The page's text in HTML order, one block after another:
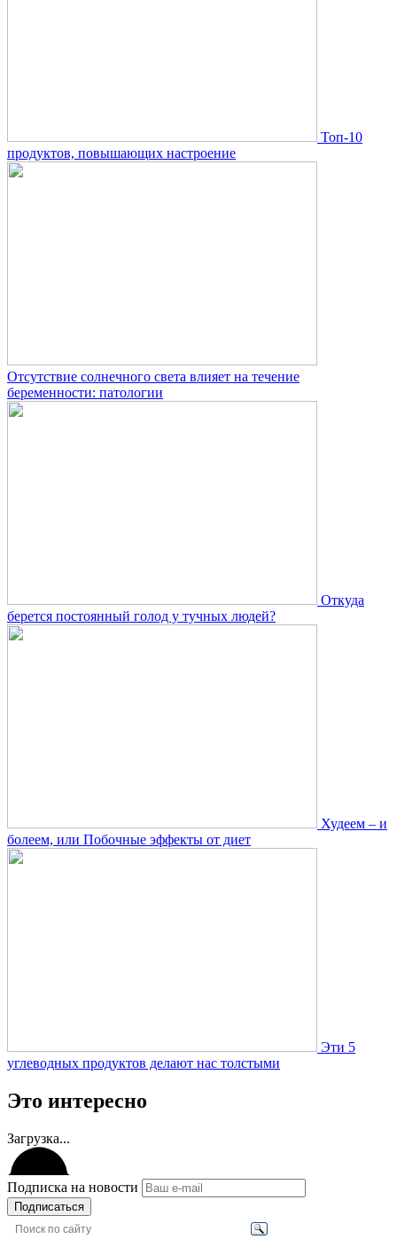
Топ-10
продуктов, повышающих настроение
Отсутствие солнечного света влияет на течение
беременности: патологии
Откуда
берется постоянный голод у тучных людей?
Худеем – и
болеем, или Побочные эффекты от диет
Эти 5
углеводных продуктов делают нас толстыми
Это интересно
Загрузка...
Подписка на новости
Подписаться